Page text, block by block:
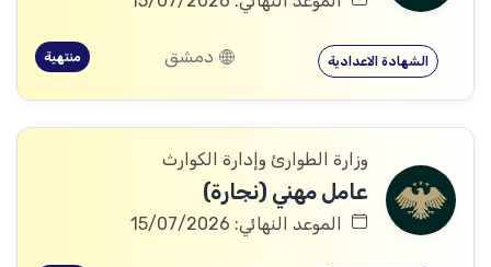
الشهادة الاعدادية دمشق منتهية
وزارة الطوارئ وإدارة الكوارث
عامل مهني (نجارة)
الموعد النهائي: 15/07/2026